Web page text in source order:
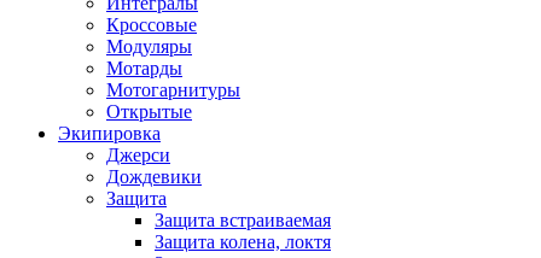
Кроссовые
Модуляры
Мотарды
Мотогарнитуры
Открытые
Экипировка
Джерси
Дождевики
Защита
Защита встраиваемая
Защита колена, локтя